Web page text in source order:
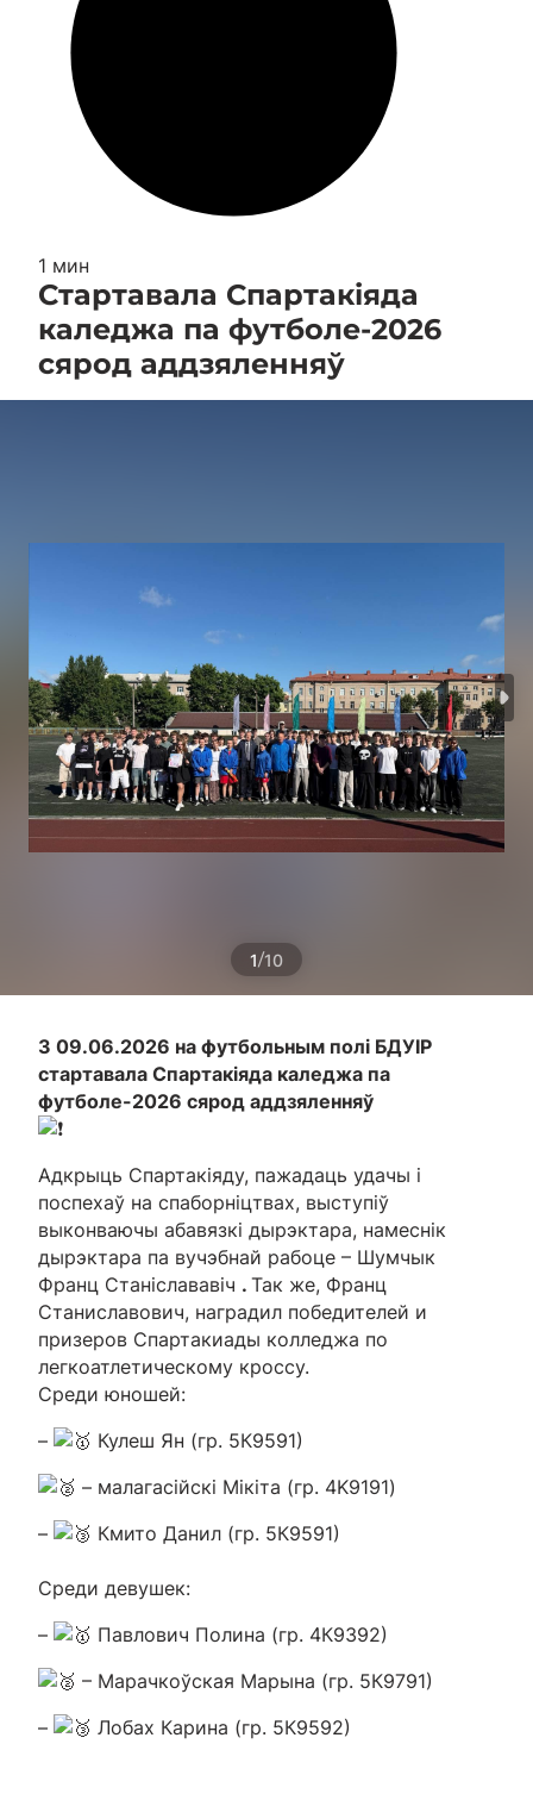
1 мин
Стартавала Спартакіяда
каледжа па футболе-2026
сярод аддзяленняў
1/10
З 09.06.2026 на футбольным полі БДУІР
стартавала Спартакіяда каледжа па
футболе-2026 сярод аддзяленняў
Адкрыць Спартакіяду, пажадаць удачы і
поспехаў на спаборніцтвах, выступіў
выконваючы абавязкі дырэктара, намеснік
дырэктара па вучэбнай рабоце – Шумчык
Франц Станіслававіч . Так же, Франц
Станиславович, наградил победителей и
призеров Спартакиады колледжа по
легкоатлетическому кроссу.
Среди юношей:
–
Кулеш Ян (гр. 5К9591)
– малагасійскі Мікіта (гр. 4K9191)
–
Кмито Данил (гр. 5К9591)
Среди девушек:
–
Павлович Полина (гр. 4К9392)
– Марачкоўская Марына (гр. 5К9791)
–
Лобах Карина (гр. 5К9592)